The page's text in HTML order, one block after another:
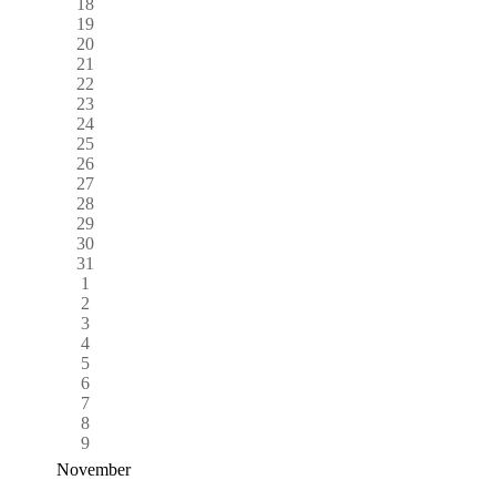
19
20
21
22
23
24
25
26
27
28
29
30
31
1
2
3
4
5
6
7
8
9
November